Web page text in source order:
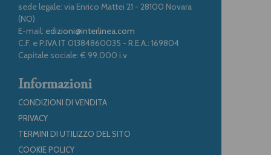
sede legale: via Enrico Mattei 21 - 28100 Novara
(NO)
E-mail: edizioni@interlinea.com
C.F. e P.IVA IT 01384860035 - R.E.A.: 169804
Capitale sociale: € 99.000 i.v
Informazioni
CONDIZIONI DI VENDITA
PRIVACY
TERMINI DI UTILIZZO DEL SITO
COOKIE POLICY